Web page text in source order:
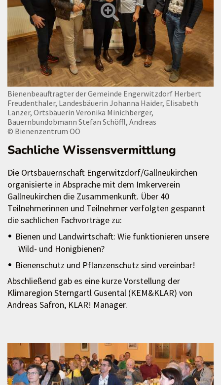
Bienenbeauftragter der Gemeinde Engerwitzdorf Herbert
Freudenthaler, Landesbäuerin Johanna Haider, Elisabeth
Lanzer, Ortsbäuerin Veronika Minichberger,
Bauernbundobmann Stefan Schöffl, Andreas
© Bienenzentrum OÖ
Sachliche Wissensvermittlung
Die Ortsbauernschaft Engerwitzdorf/Gallneukirchen
organisierte in Absprache mit dem Imkerverein
Gallneukirchen die Zusammenkunft. Über 40
Teilnehmerinnen und Teilnehmer verfolgten gespannt
die sachlichen Fachvorträge zu:
Bienen und Landwirtschaft: Wie funktionieren unsere
Wild- und Honigbienen?
Bienenschutz und Pflanzenschutz sind vereinbar!
Abschließend gab es eine kurze Vorstellung der
Klimaregion Sterngartl Gusental (KEM&KLAR) von
Andreas Safron, KLAR! Manager.